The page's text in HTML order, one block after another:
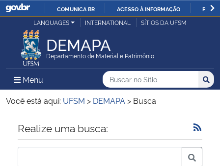
IR
O
COMUNICA BR ACESSO À INFORMAÇÃO
Ministério da Justiça e Segurança Pública
Ministério da Defesa
Ministério das Relações Exteriores
Ministério da Economia
Ministério da Infraestrutura
LANGUAGES INTERNATIONAL SÍTIOS DA UFSM
DEMAPA
Departamento de Material e Patrimônio
Menu Menu Principal do Sítio
Busca
Buscar no no Sítio
Busca:
Você está aqui: UFSM > DEMAPA > Busca
Início do conteúdo
Realize uma busca: